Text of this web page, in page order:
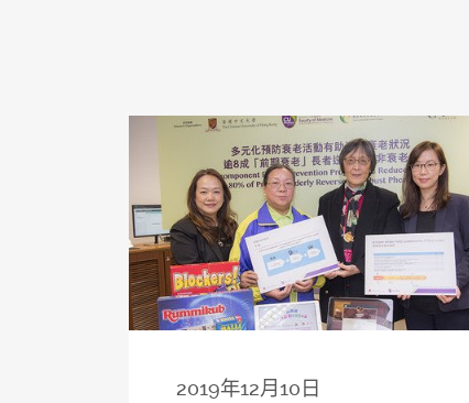
2019年12月10日